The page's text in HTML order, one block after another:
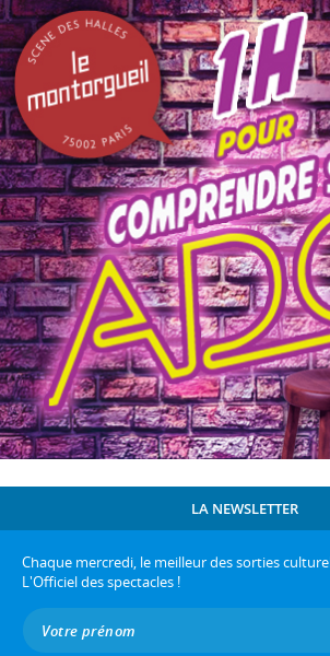
LA NEWSLETTER
Chaque mercredi, le meilleur des sorties
L'Officiel des spectacles !